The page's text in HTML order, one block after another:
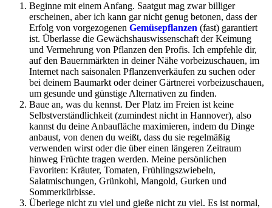
Beginne mit einem Anfang. Saatgut mag zwar billiger
erscheinen, aber ich kann gar nicht genug betonen, dass der
Erfolg von vorgezogenen Gemüsepflanzen (fast) garantiert
ist. Überlasse die Gewächshauswissenschaft der Keimung
und Vermehrung von Pflanzen den Profis. Ich empfehle dir,
auf den Bauernmärkten in deiner Nähe vorbeizuschauen, im
Internet nach saisonalen Pflanzenverkäufen zu suchen oder
bei deinem Baumarkt oder deiner Gärtnerei vorbeizuschauen,
um gesunde und günstige Alternativen zu finden.
Baue an, was du kennst. Der Platz im Freien ist keine
Selbstverständlichkeit (zumindest nicht in Hannover), also
kannst du deine Anbaufläche maximieren, indem du Dinge
anbaust, von denen du weißt, dass du sie regelmäßig
verwenden wirst oder die über einen längeren Zeitraum
hinweg Früchte tragen werden. Meine persönlichen
Favoriten: Kräuter, Tomaten, Frühlingszwiebeln,
Salatmischungen, Grünkohl, Mangold, Gurken und
Sommerkürbisse.
Überlege nicht zu viel und gieße nicht zu viel. Es ist normal,